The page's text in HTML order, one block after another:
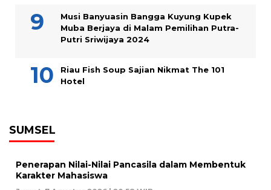
Musi Banyuasin Bangga Kuyung Kupek
Muba Berjaya di Malam Pemilihan Putra-
Putri Sriwijaya 2024
Riau Fish Soup Sajian Nikmat The 101
Hotel
SUMSEL
Penerapan Nilai-Nilai Pancasila dalam Membentuk
Karakter Mahasiswa